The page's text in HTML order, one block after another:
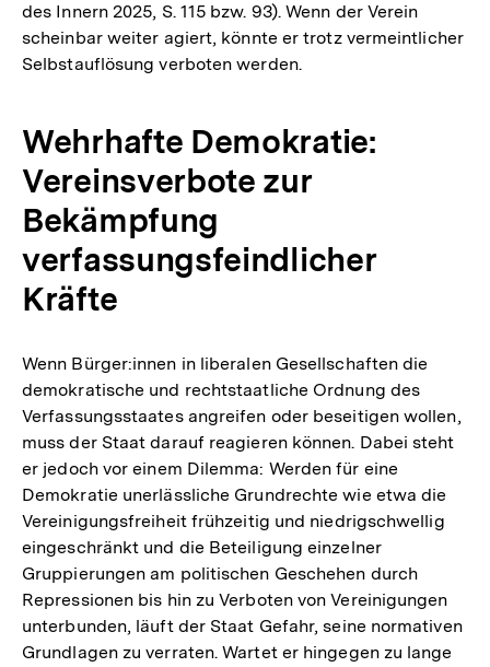
des Innern 2025, S. 115 bzw. 93). Wenn der Verein
scheinbar weiter agiert, könnte er trotz vermeintlicher
Selbstauflösung verboten werden.
Wehrhafte Demokratie:
Vereinsverbote zur
Bekämpfung
verfassungsfeindlicher
Kräfte
Wenn Bürger:innen in liberalen Gesellschaften die
demokratische und rechtstaatliche Ordnung des
Verfassungsstaates angreifen oder beseitigen wollen,
muss der Staat darauf reagieren können. Dabei steht
er jedoch vor einem Dilemma: Werden für eine
Demokratie unerlässliche Grundrechte wie etwa die
Vereinigungsfreiheit frühzeitig und niedrigschwellig
eingeschränkt und die Beteiligung einzelner
Gruppierungen am politischen Geschehen durch
Repressionen bis hin zu Verboten von Vereinigungen
unterbunden, läuft der Staat Gefahr, seine normativen
Grundlagen zu verraten. Wartet er hingegen zu lange